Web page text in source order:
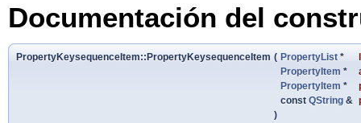
Documentación del
PropertyKeysequenceItem::PropertyKeysequenceItem ( PropertyList *
l
PropertyItem *
PropertyItem *
const QString &
)